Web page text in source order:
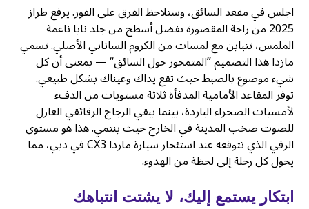
اجلس في مقعد السائق، وستلاحظ الفرق على الفور. يرفع طراز
2025 من راحة المقصورة بفضل أسطح من جلد نابا ناعمة
الملمس، تتباين مع لمسات من الكروم الساتاني الأصلي. تسمي
مازدا هذا التصميم ”المتمحور حول السائق“ — بمعنى أن كل
شيء موضوع بالضبط حيث تقع يداك وعيناك بشكل طبيعي.
توفر المقاعد الأمامية المدفأة ثلاثة مستويات من الدفء
لأمسيات الصحراء الباردة، بينما يبقي الزجاج الرقائقي العازل
للصوت صخب المدينة في الخارج حيث ينتمي. هذا هو مستوى
الرقي الذي تتوقعه عند استئجار سيارة مازدا CX3 في دبي، مما
يحول كل رحلة إلى لحظة من الهدوء.
ابتكار يستمع إليك، لا يشتت انتباهك